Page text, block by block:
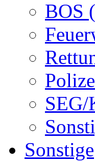
BOS
SEG/
Sonstige